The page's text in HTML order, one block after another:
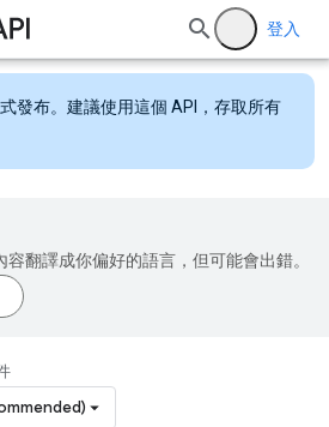
登入
發布。建議使用這個 API，存取所有
翻譯成你偏好的語言，但可能會出錯。